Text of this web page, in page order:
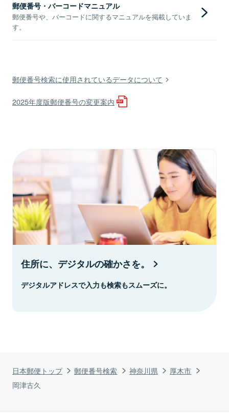
日本郵便トップ 郵便番号検索 神奈川県
厚木市
岡津古久
郵便番号・バーコードマニュアル
郵便番号や、バーコードに関するマニュアルを掲載していま
す。
郵便番号検索に使用されているデータについて
2025年度版郵便番号の変更案内
住所に、デジタルの確かさを。
デジタルアドレスで入力も検索もスムーズに。